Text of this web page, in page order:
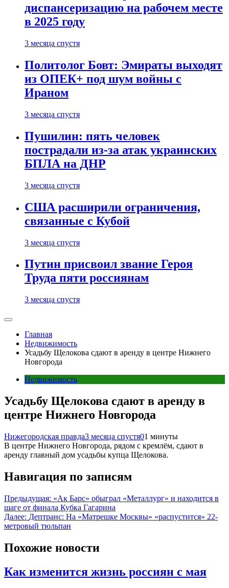
диспансеризацию на рабочем месте
в 2025 году
3 месяца спустя
Политолог Бовт: Эмираты выходят
из ОПЕК+ под шум войны с
Ираном
3 месяца спустя
Пушилин: пять человек
пострадали из-за атак украинских
БПЛА на ДНР
3 месяца спустя
США расширили ограничения,
связанные с Кубой
3 месяца спустя
Путин присвоил звание Героя
Труда пяти россиянам
3 месяца спустя
Главная
Недвижимость
Усадьбу Щелокова сдают в аренду в центре Нижнего
Новгорода
Недвижимость
Усадьбу Щелокова сдают в аренду в
центре Нижнего Новгорода
Нижегородская правда3 месяца спустя01 минуты
В центре Нижнего Новгорода, рядом с кремлём, сдают в
аренду главный дом усадьбы купца Щелокова.
Навигация по записям
Предыдущая: «Ак Барс» обыграл «Металлург» и находится в
шаге от финала Кубка Гагарина
Далее: Дептранс: На «Матрешке Москвы» «распустится» 22-
метровый тюльпан
Похожие новости
Как изменится жизнь россиян с мая